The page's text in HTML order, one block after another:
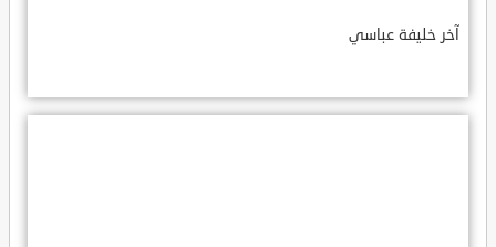
آخر خليفة عباسي